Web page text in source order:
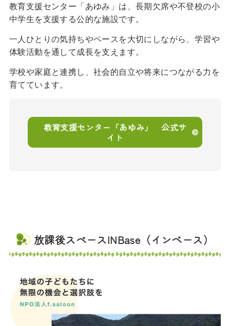
教育支援センター「あゆみ」は、長期欠席や不登校の小
中学生を支援する公的な施設です。
一人ひとりの気持ちやペースを大切にしながら、学習や
体験活動を通して成長を支えます。
学校や家庭と連携し、社会的自立や将来につながる力を
育てています。
教育支援センター「あゆみ」 公式サ
イト
放課後スペースINBase（インベース）